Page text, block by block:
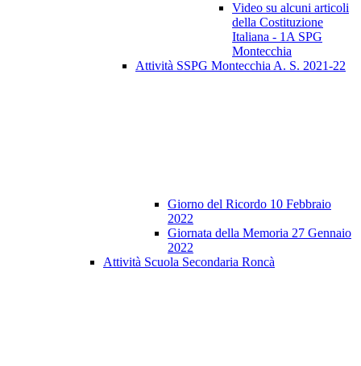
Video su alcuni articoli
della Costituzione
Italiana - 1A SPG
Montecchia
Attività SSPG Montecchia A. S. 2021-22
Giorno del Ricordo 10 Febbraio
2022
Giornata della Memoria 27 Gennaio
2022
Attività Scuola Secondaria Roncà